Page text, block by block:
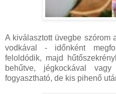
A kiválasztott üvegbe szórom
vodkával - időnként
feloldódik, majd
behűtve, jégkockával
fogyasztható, de kis pihenő